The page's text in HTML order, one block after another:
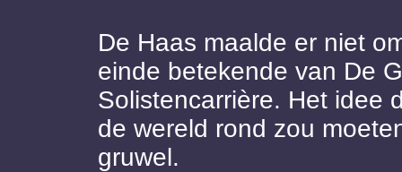
De Haas maalde er niet
einde betekende van De
Solistencarrière. Het idee
de wereld rond zou
gruwel.